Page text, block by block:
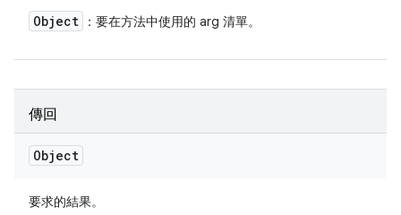
Object ：要在方法中使用的 arg 清單。
傳回
Object
要求的結果。